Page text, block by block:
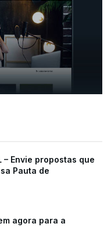
– Envie propostas que
Pauta de
agora para a